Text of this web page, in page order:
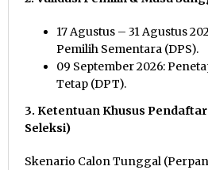
17 Agustus – 31 Agustus
Pemilih Sementara (DPS).
09 September 2026:
Tetap (DPT).
3. Ketentuan Khusus
Seleksi)
Skenario Calon Tunggal